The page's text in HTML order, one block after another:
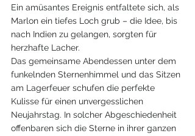
Ein amüsantes Ereignis entfaltete sich, als
Marlon ein tiefes Loch grub – die Idee, bis
nach Indien zu gelangen, sorgten für
herzhafte Lacher.
Das gemeinsame Abendessen unter dem
funkelnden Sternenhimmel und das Sitzen
am Lagerfeuer schufen die perfekte
Kulisse für einen unvergesslichen
Neujahrstag. In solcher Abgeschiedenheit
offenbaren sich die Sterne in ihrer ganzen